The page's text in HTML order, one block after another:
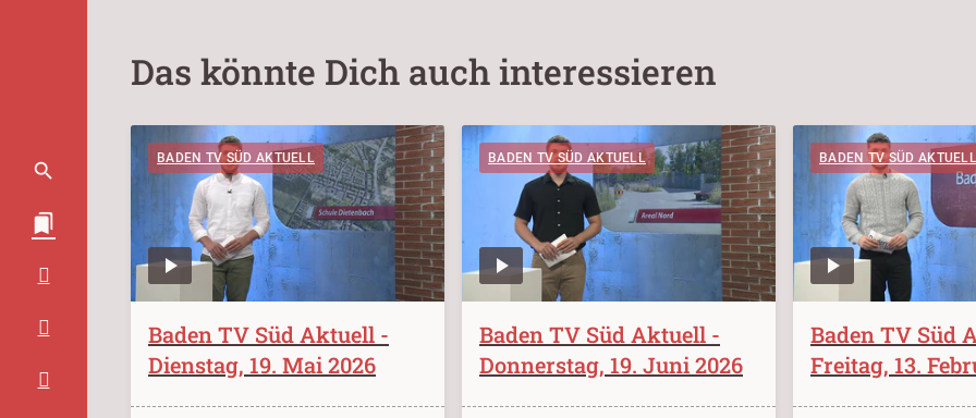
Das könnte Dich auch interessieren
BADEN TV SÜD AKTUELL
Baden TV Süd Aktuell -
Dienstag, 19. Mai 2026
BADEN TV SÜD AKTUELL
Baden TV Süd Aktuell -
Donnerstag, 19. Juni 2026
BADEN TV SÜD AKTUELL
Baden TV Süd
Freitag, 13.